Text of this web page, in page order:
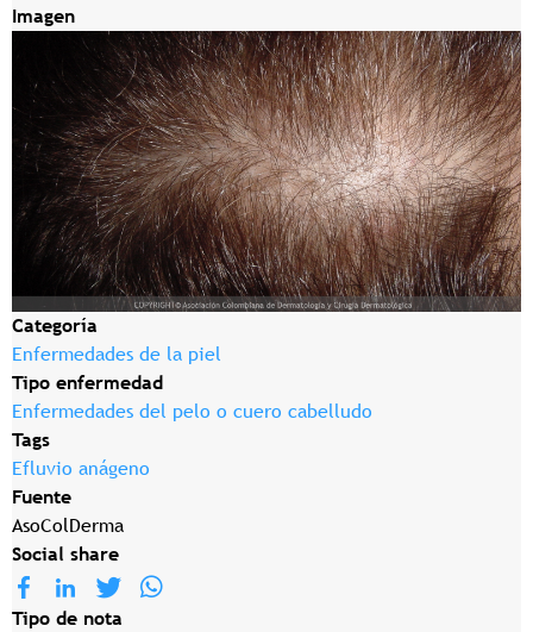
Imagen
Categoría
Enfermedades de la piel
Tipo enfermedad
Enfermedades del pelo o cuero cabelludo
Tags
Efluvio anágeno
Fuente
AsoColDerma
Social share
Tipo de nota